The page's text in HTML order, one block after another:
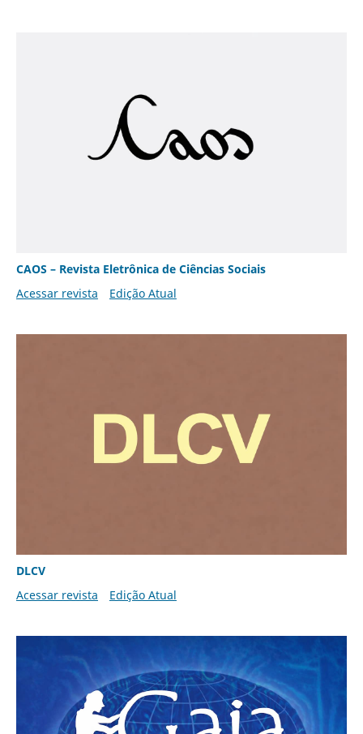
CAOS – Revista Eletrônica de Ciências Sociais
Acessar revista
Edição Atual
DLCV
Acessar revista
Edição Atual